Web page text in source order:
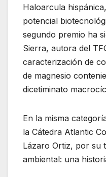
Haloarcula
potencial
segundo premio ha
Sierra, autora del
caracterización de
de magnesio
dicetiminato
En la misma
la Cátedra Atlantic
Lázaro Ortiz, por su
ambiental: una